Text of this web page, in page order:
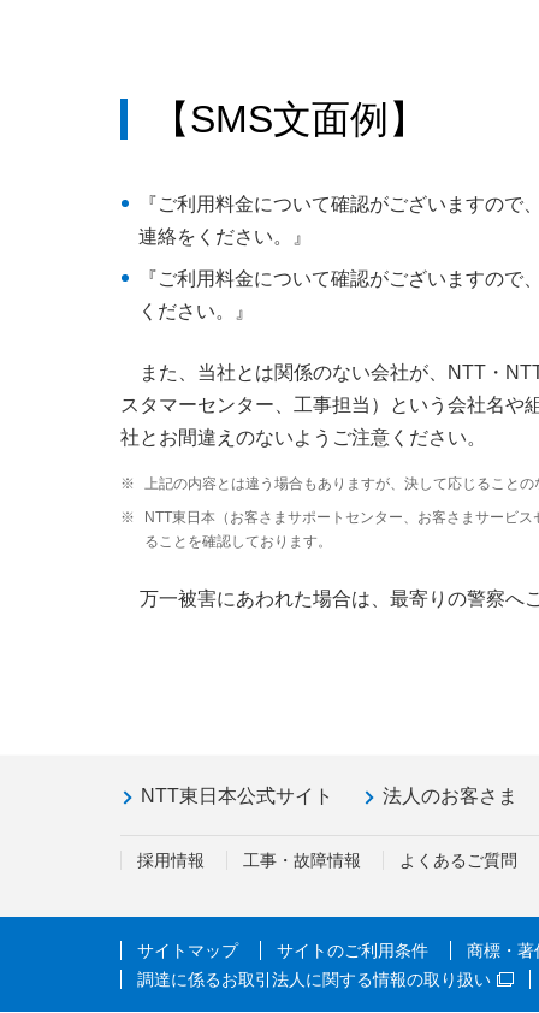
【SMS文面例】
『ご利用料金について確認がございますの
連絡をください。』
『ご利用料金について確認がございますの
ください。』
また、当社とは関係のない会社が、NTT・
スタマーセンター、工事担当）という会社名や
社とお間違えのないようご注意ください。
※
上記の内容とは違う場合もありますが、決して応じること
※
NTT東日本（お客さまサポートセンター、お客さまサービ
ることを確認しております。
万一被害にあわれた場合は、最寄りの警察へ
NTT東日本公式サイト 法人のお客さま
採用情報 工事・故障情報 よくあるご質問
サイトマップ サイトのご利用条件
商標・著
調達に係るお取引法人に関する情報の取り扱い